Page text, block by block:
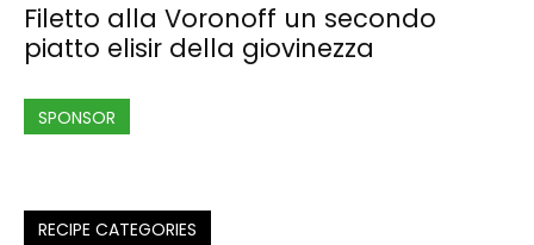
Filetto alla Voronoff un secondo
piatto elisir della giovinezza
SPONSOR
RECIPE CATEGORIES